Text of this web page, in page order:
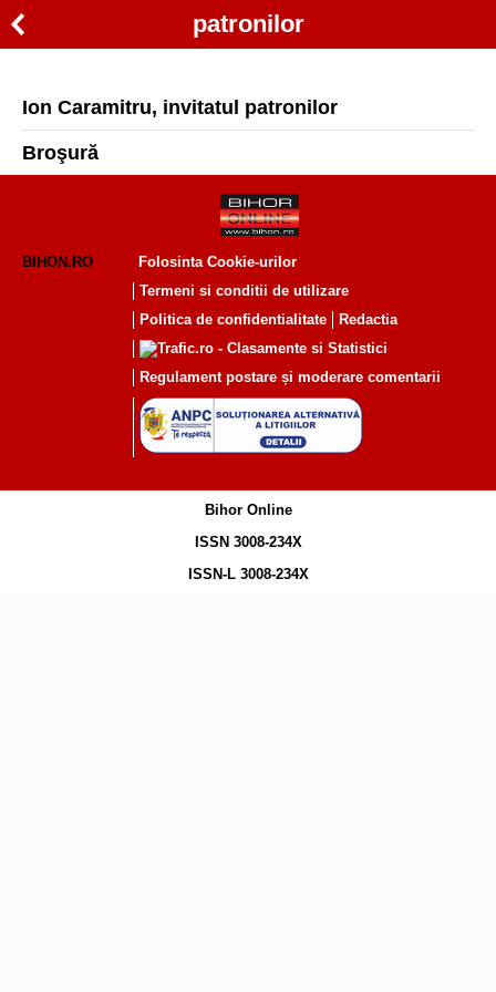
patronilor
Ion Caramitru, invitatul patronilor
Broşură
BIHON.RO
Folosinta Cookie-urilor
Termeni si conditii de utilizare
Politica de confidentialitate
Redactia
Regulament postare și moderare comentarii
Bihor Online
ISSN 3008-234X
ISSN-L 3008-234X